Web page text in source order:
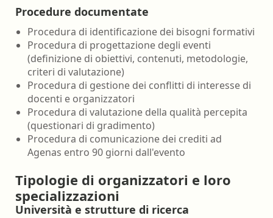
Procedure documentate
Procedura di identificazione dei bisogni formativi
Procedura di progettazione degli eventi
(definizione di obiettivi, contenuti, metodologie,
criteri di valutazione)
Procedura di gestione dei conflitti di interesse di
docenti e organizzatori
Procedura di valutazione della qualità percepita
(questionari di gradimento)
Procedura di comunicazione dei crediti ad
Agenas entro 90 giorni dall'evento
Tipologie di organizzatori e loro
specializzazioni
Università e strutture di ricerca